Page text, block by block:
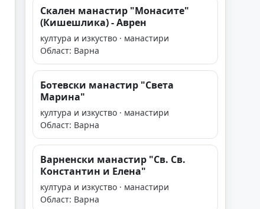
Скален манастир "Монасите"
(Кишешлика) - Аврен
култура и изкуство · манастири
Област: Варна
Ботевски манастир "Света
Марина"
култура и изкуство · манастири
Област: Варна
Варненски манастир "Св. Св.
Константин и Елена"
култура и изкуство · манастири
Област: Варна